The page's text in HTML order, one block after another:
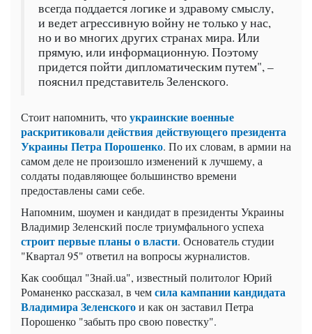
всегда поддается логике и здравому смыслу,
и ведет агрессивную войну не только у нас,
но и во многих других странах мира. Или
прямую, или информационную. Поэтому
придется пойти дипломатическим путем", –
пояснил представитель Зеленского.
Стоит напомнить, чтоукраинские военные
раскритиковали действия действующего президента
Украины Петра Порошенко. По их словам, в армии на
самом деле не произошло изменений к лучшему, а
солдаты подавляющее большинство времени
предоставлены сами себе.
Напомним, шоумен и кандидат в президенты Украины
Владимир Зеленский после триумфального успеха
строит первые планы о власти. Основатель студии
"Квартал 95" ответил на вопросы журналистов.
Как сообщал "Знай.ua", известный политолог Юрий
Романенко рассказал, в чемсила кампании кандидата
Владимира Зеленскогои как он заставил Петра
Порошенко "забыть про свою повестку".